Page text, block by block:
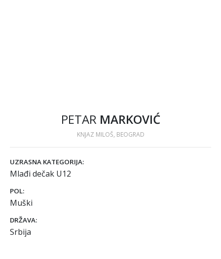
PETAR MARKOVIĆ
KNJAZ MILOŠ, BEOGRAD
UZRASNA KATEGORIJA:
Mlađi dečak U12
POL:
Muški
DRŽAVA:
Srbija